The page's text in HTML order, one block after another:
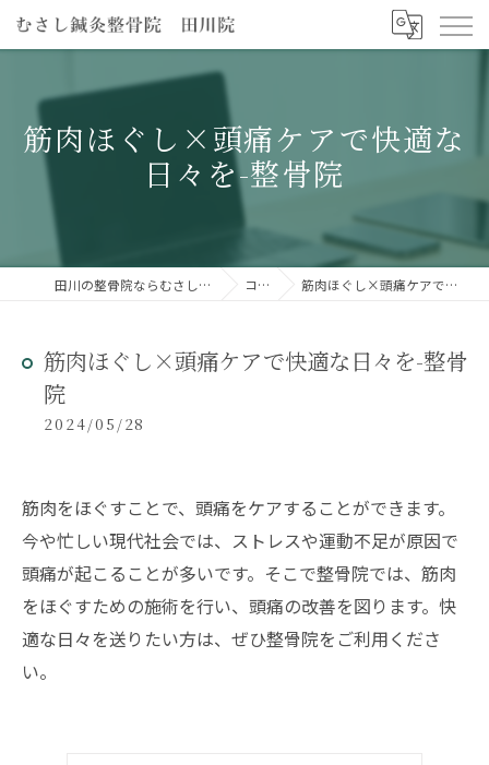
筋肉ほぐし×頭痛ケアで快適な
日々を-整骨院
田川の整骨院ならむさし鍼灸整骨院 田川院 コラム 筋肉ほぐし×頭痛ケアで快適な日々を-整骨院
筋肉ほぐし×頭痛ケアで快適な日々を-整骨
院
2024/05/28
筋肉をほぐすことで、頭痛をケアすることができます。
今や忙しい現代社会では、ストレスや運動不足が原因で
頭痛が起こることが多いです。そこで整骨院では、筋肉
をほぐすための施術を行い、頭痛の改善を図ります。快
適な日々を送りたい方は、ぜひ整骨院をご利用くださ
い。